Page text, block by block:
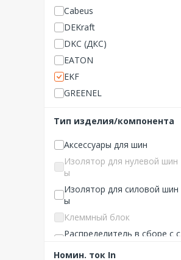
Cabeus
DEKraft
DKC (ДКС)
EATON
EKF
GREENEL
IEK (ИЭК)
ITK
Legrand
Navigator
NO NAME Щитовое оборуд
ование
Phoenix Contact
REXANT
Rittal
Тип изделия/компонента
Аксессуары для шин
Изолятор для нулевой шин
ы
Изолятор для силовой шин
ы
Клеммный блок
Распределитель в сборе с с
Номин. ток In